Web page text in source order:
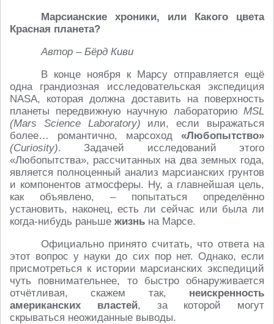
Марсианские хроники, или Какого цвета
Красная планета?
Автор – Бёрд Киви
В конце ноября к Марсу отправляется ещё
одна грандиозная исследовательская экспедиция
NASA, которая должна доставить на поверхность
планеты передвижную научную лабораторию MSL
(Mars Science Laboratory) или, если выражаться
более… романтично, марсоход «Любопытство»
(Curiosity). Задачей исследований этого
«Любопытства», рассчитанных на два земных года,
является полноценный анализ марсианских грунтов
и компонентов атмосферы. Ну, а главнейшая цель,
как объявлено, – попытаться определённо
установить, наконец, есть ли сейчас или была ли
когда-нибудь раньше жизнь на Марсе.
Официально принято считать, что ответа на
этот вопрос у науки до сих пор нет. Однако, если
присмотреться к истории марсианских экспедиций
чуть повнимательнее, то быстро обнаруживается
отчётливая, скажем так, неискренность
американских властей, за которой могут
скрываться неожиданные выводы.